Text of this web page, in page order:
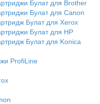
Булат для Brother
Булат для Canon
Булат для Xerox
Булат для HP
Булат для Konica
ProfiLine